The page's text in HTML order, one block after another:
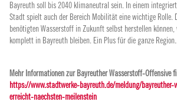
Bayreuth soll bis 2040 klimaneutral sein. In einem
Stadt spielt auch der Bereich Mobilität eine wichtige Rolle.
benötigten Wasserstoff in Zukunft selbst herstellen
komplett in Bayreuth bleiben. Ein Plus für die ganze
Mehr Informationen zur Bayreuther Wasserstoff-Offensive
https://www.stadtwerke-bayreuth.de/meldung/bayreuther-
erreicht-naechsten-meilenstein